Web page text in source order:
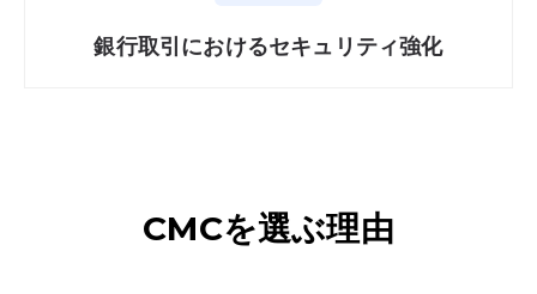
銀行取引におけるセキュリティ強化
CMCを選ぶ理由